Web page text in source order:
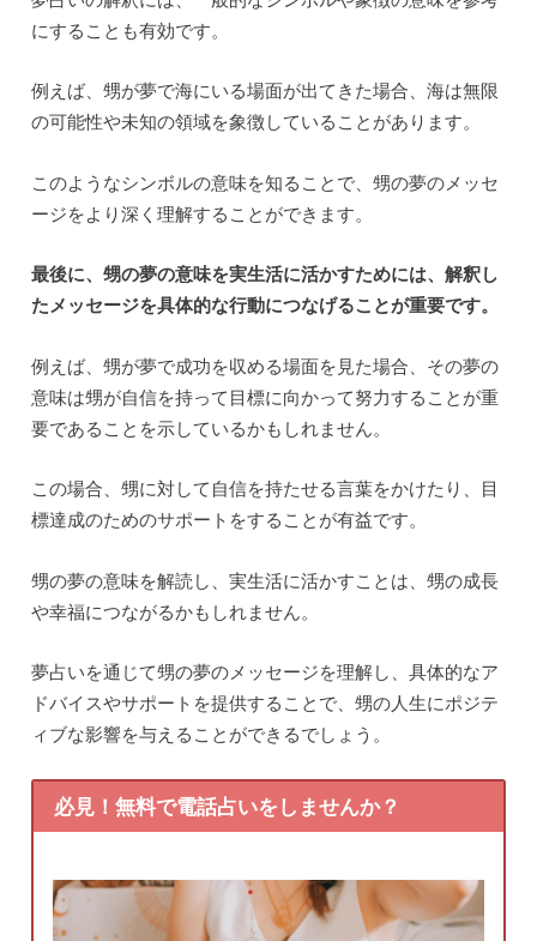
にすることも有効です。
例えば、甥が夢で海にいる場面が出てきた場合、海は無限
の可能性や未知の領域を象徴していることがあります。
このようなシンボルの意味を知ることで、甥の夢のメッセ
ージをより深く理解することができます。
最後に、甥の夢の意味を実生活に活かすためには、解釈し
たメッセージを具体的な行動につなげることが重要です。
例えば、甥が夢で成功を収める場面を見た場合、その夢の
意味は甥が自信を持って目標に向かって努力することが重
要であることを示しているかもしれません。
この場合、甥に対して自信を持たせる言葉をかけたり、目
標達成のためのサポートをすることが有益です。
甥の夢の意味を解読し、実生活に活かすことは、甥の成長
や幸福につながるかもしれません。
夢占いを通じて甥の夢のメッセージを理解し、具体的なア
ドバイスやサポートを提供することで、甥の人生にポジテ
ィブな影響を与えることができるでしょう。
必見！無料で電話占いをしませんか？